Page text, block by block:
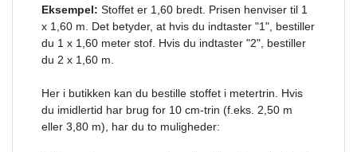
Eksempel: Stoffet er 1,60 bredt. Prisen henviser til 1
x 1,60 m. Det betyder, at hvis du indtaster "1", bestiller
du 1 x 1,60 meter stof. Hvis du indtaster "2", bestiller
du 2 x 1,60 m.
Her i butikken kan du bestille stoffet i metertrin. Hvis
du imidlertid har brug for 10 cm-trin (f.eks. 2,50 m
eller 3,80 m), har du to muligheder: